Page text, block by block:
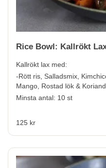
Rice Bowl: Kallrökt
Kallrökt lax med:
-Rött ris, Salladsmix,
Mango, Rostad lök &
Minsta antal: 10 st
125 kr